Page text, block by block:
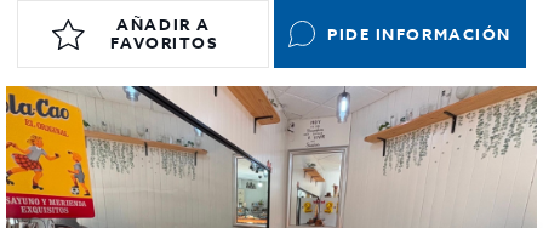
AÑADIR A
FAVORITOS
PIDE INFORMACIÓN